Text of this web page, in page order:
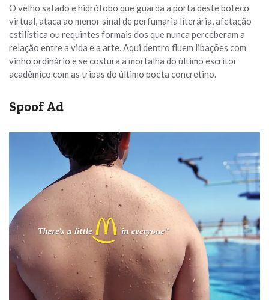
O velho safado e hidrófobo que guarda a porta deste boteco
virtual, ataca ao menor sinal de perfumaria literária, afetação
estilística ou requintes formais dos que nunca perceberam a
relação entre a vida e a arte. Aqui dentro fluem libações com
vinho ordinário e se costura a mortalha do último escritor
acadêmico com as tripas do último poeta concretino.
Spoof Ad